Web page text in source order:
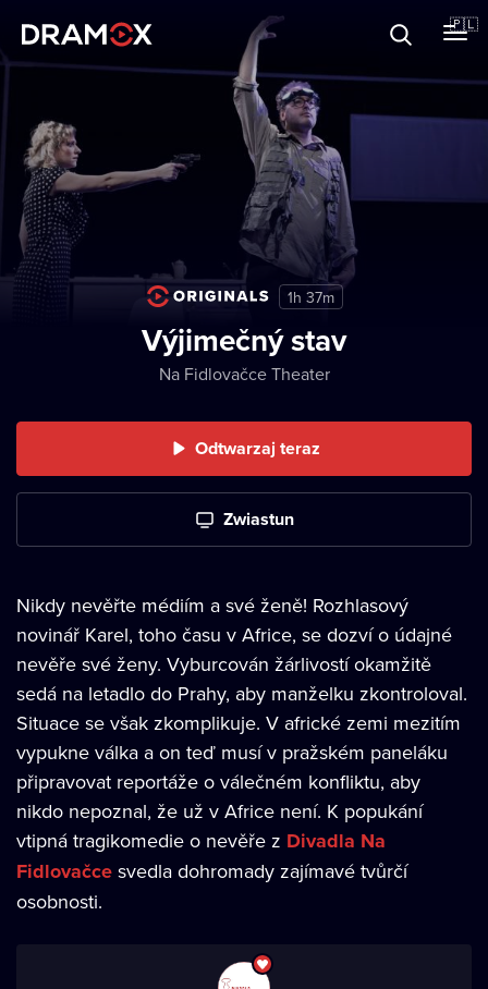
🇵🇱
Karty podarunkowe
Zarejestruj się
1h 37m
Výjimečný stav
Na Fidlovačce Theater
Odtwarzaj teraz
Zwiastun
Nikdy nevěřte médiím a své ženě! Rozhlasový
novinář Karel, toho času v Africe, se dozví o údajné
nevěře své ženy. Vyburcován žárlivostí okamžitě
sedá na letadlo do Prahy, aby manželku zkontroloval.
Situace se však zkomplikuje. V africké zemi mezitím
vypukne válka a on teď musí v pražském paneláku
připravovat reportáže o válečném konfliktu, aby
nikdo nepoznal, že už v Africe není. K popukání
vtipná tragikomedie o nevěře z Divadla Na
Fidlovačce svedla dohromady zajímavé tvůrčí
osobnosti.